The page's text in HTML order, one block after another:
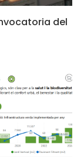
del